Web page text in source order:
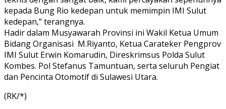
kepada Bung Rio kedepan untuk memimpin IMI Sulut
kedepan,” terangnya.
Hadir dalam Musyawarah Provinsi ini Wakil Ketua Umum
Bidang Organisasi M.Riyanto, Ketua Carateker Pengprov
IMI Sulut Erwin Komarudin, Direskrimsus Polda Sulut
Kombes. Pol Stefanus Tamuntuan, serta seluruh Pengiat
dan Pencinta Otomotif di Sulawesi Utara.
(RK/*)